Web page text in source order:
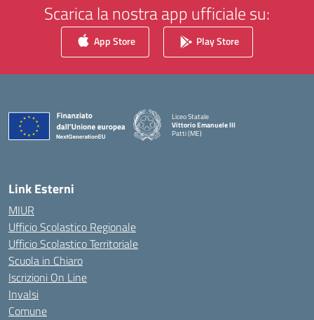
Scarica la nostra app ufficiale su:
App Store Play Store
Liceo Statale
Vittorio Emanuele III
Patti (ME)
Link Esterni
MIUR
Ufficio Scolastico Regionale
Ufficio Scolastico Territoriale
Scuola in Chiaro
Iscrizioni On Line
Invalsi
Comune